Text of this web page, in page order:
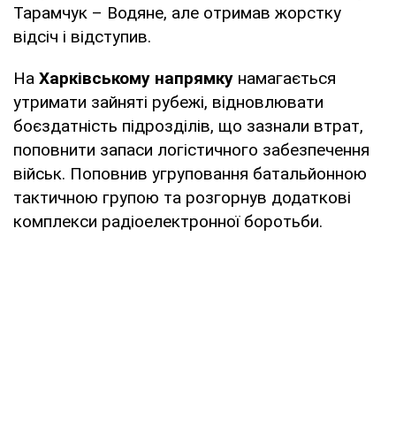
Тарамчук – Водяне, але отримав жорстку
відсіч і відступив.
На Харківському напрямку намагається
утримати зайняті рубежі, відновлювати
боєздатність підрозділів, що зазнали втрат,
поповнити запаси логістичного забезпечення
військ. Поповнив угруповання батальйонною
тактичною групою та розгорнув додаткові
комплекси радіоелектронної боротьби.